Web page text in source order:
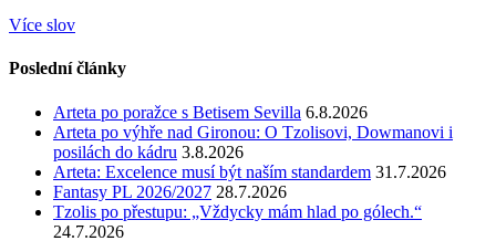
Více slov
Poslední články
Arteta po poražce s Betisem Sevilla 6.8.2026
Arteta po výhře nad Gironou: O Tzolisovi, Dowmanovi i
posilách do kádru 3.8.2026
Arteta: Excelence musí být naším standardem 31.7.2026
Fantasy PL 2026/2027 28.7.2026
Tzolis po přestupu: „Vždycky mám hlad po gólech.“
24.7.2026